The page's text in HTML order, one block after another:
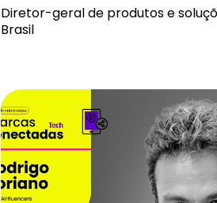
Diretor-geral de produtos e
Brasil